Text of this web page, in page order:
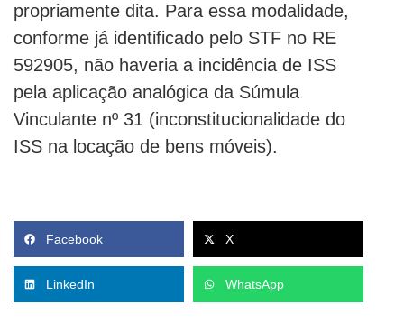
propriamente dita. Para essa modalidade,
conforme já identificado pelo STF no RE
592905, não haveria a incidência de ISS
pela aplicação analógica da Súmula
Vinculante nº 31 (inconstitucionalidade do
ISS na locação de bens móveis).
Facebook X
LinkedIn WhatsApp